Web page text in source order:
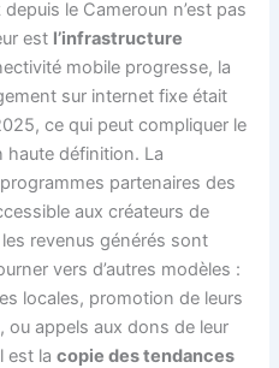
le Cameroun n’est pas
est l’infrastructure
mobile progresse, la
sur internet fixe était
ce qui peut compliquer le
haute définition. La
partenaires des
aux créateurs de
revenus générés sont
vers d’autres modèles :
locales, promotion de leurs
appels aux dons de leur
est lacopie des tendances